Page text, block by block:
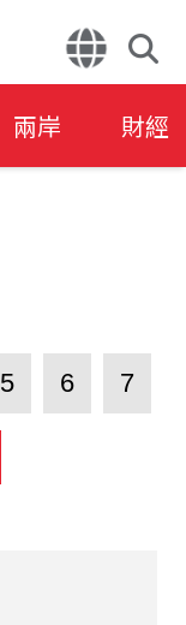
兩岸 財經
5 6 7